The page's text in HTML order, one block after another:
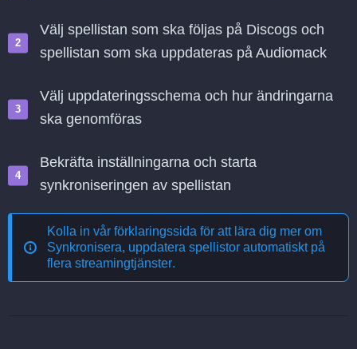
Välj spellistan som ska följas på Discogs och
spellistan som ska uppdateras på Audiomack
Välj uppdateringsschema och hur ändringarna
ska genomföras
Bekräfta inställningarna och starta
synkroniseringen av spellistan
Kolla in vår förklaringssida för att lära dig mer om
Synkronisera, uppdatera spellistor automatiskt på
flera streamingtjänster.